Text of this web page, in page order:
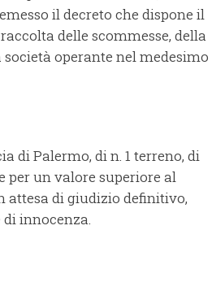
il decreto che dispone il
delle scommesse, della
società operante nel medesimo
di Palermo, di n. 1 terreno, di
per un valore superiore al
attesa di giudizio definitivo,
innocenza.